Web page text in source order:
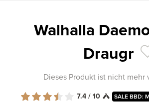
Walhalla
Draugr
Dieses Produkt ist nicht mehr
7.4 / 10 SALE BBD: